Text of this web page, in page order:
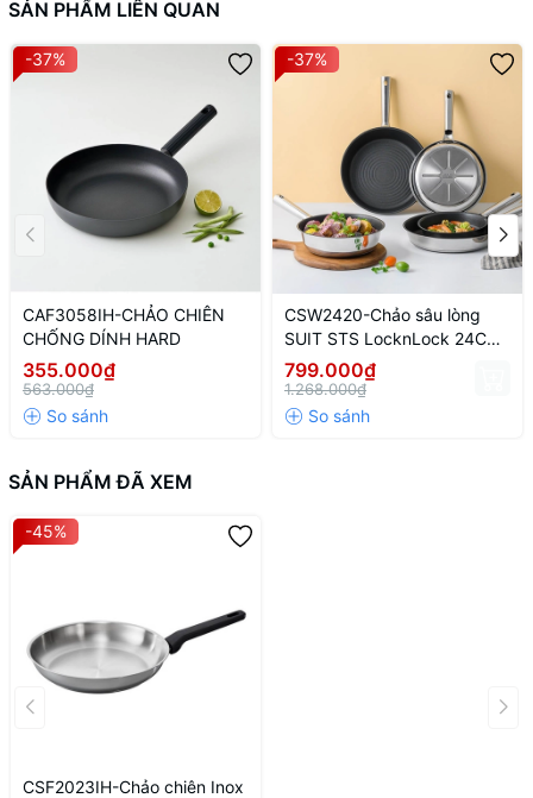
SẢN PHẨM LIÊN QUAN
-37%
CAF3058IH-CHẢO CHIÊN
CHỐNG DÍNH HARD
355.000₫
563.000₫
-37%
CSW2420-Chảo sâu lòng
SUIT STS LocknLock 24CM
- CN-4-STS-Single
799.000₫
1.268.000₫
SẢN PHẨM ĐÃ XEM
-45%
CSF2023IH-Chảo chiên Inox